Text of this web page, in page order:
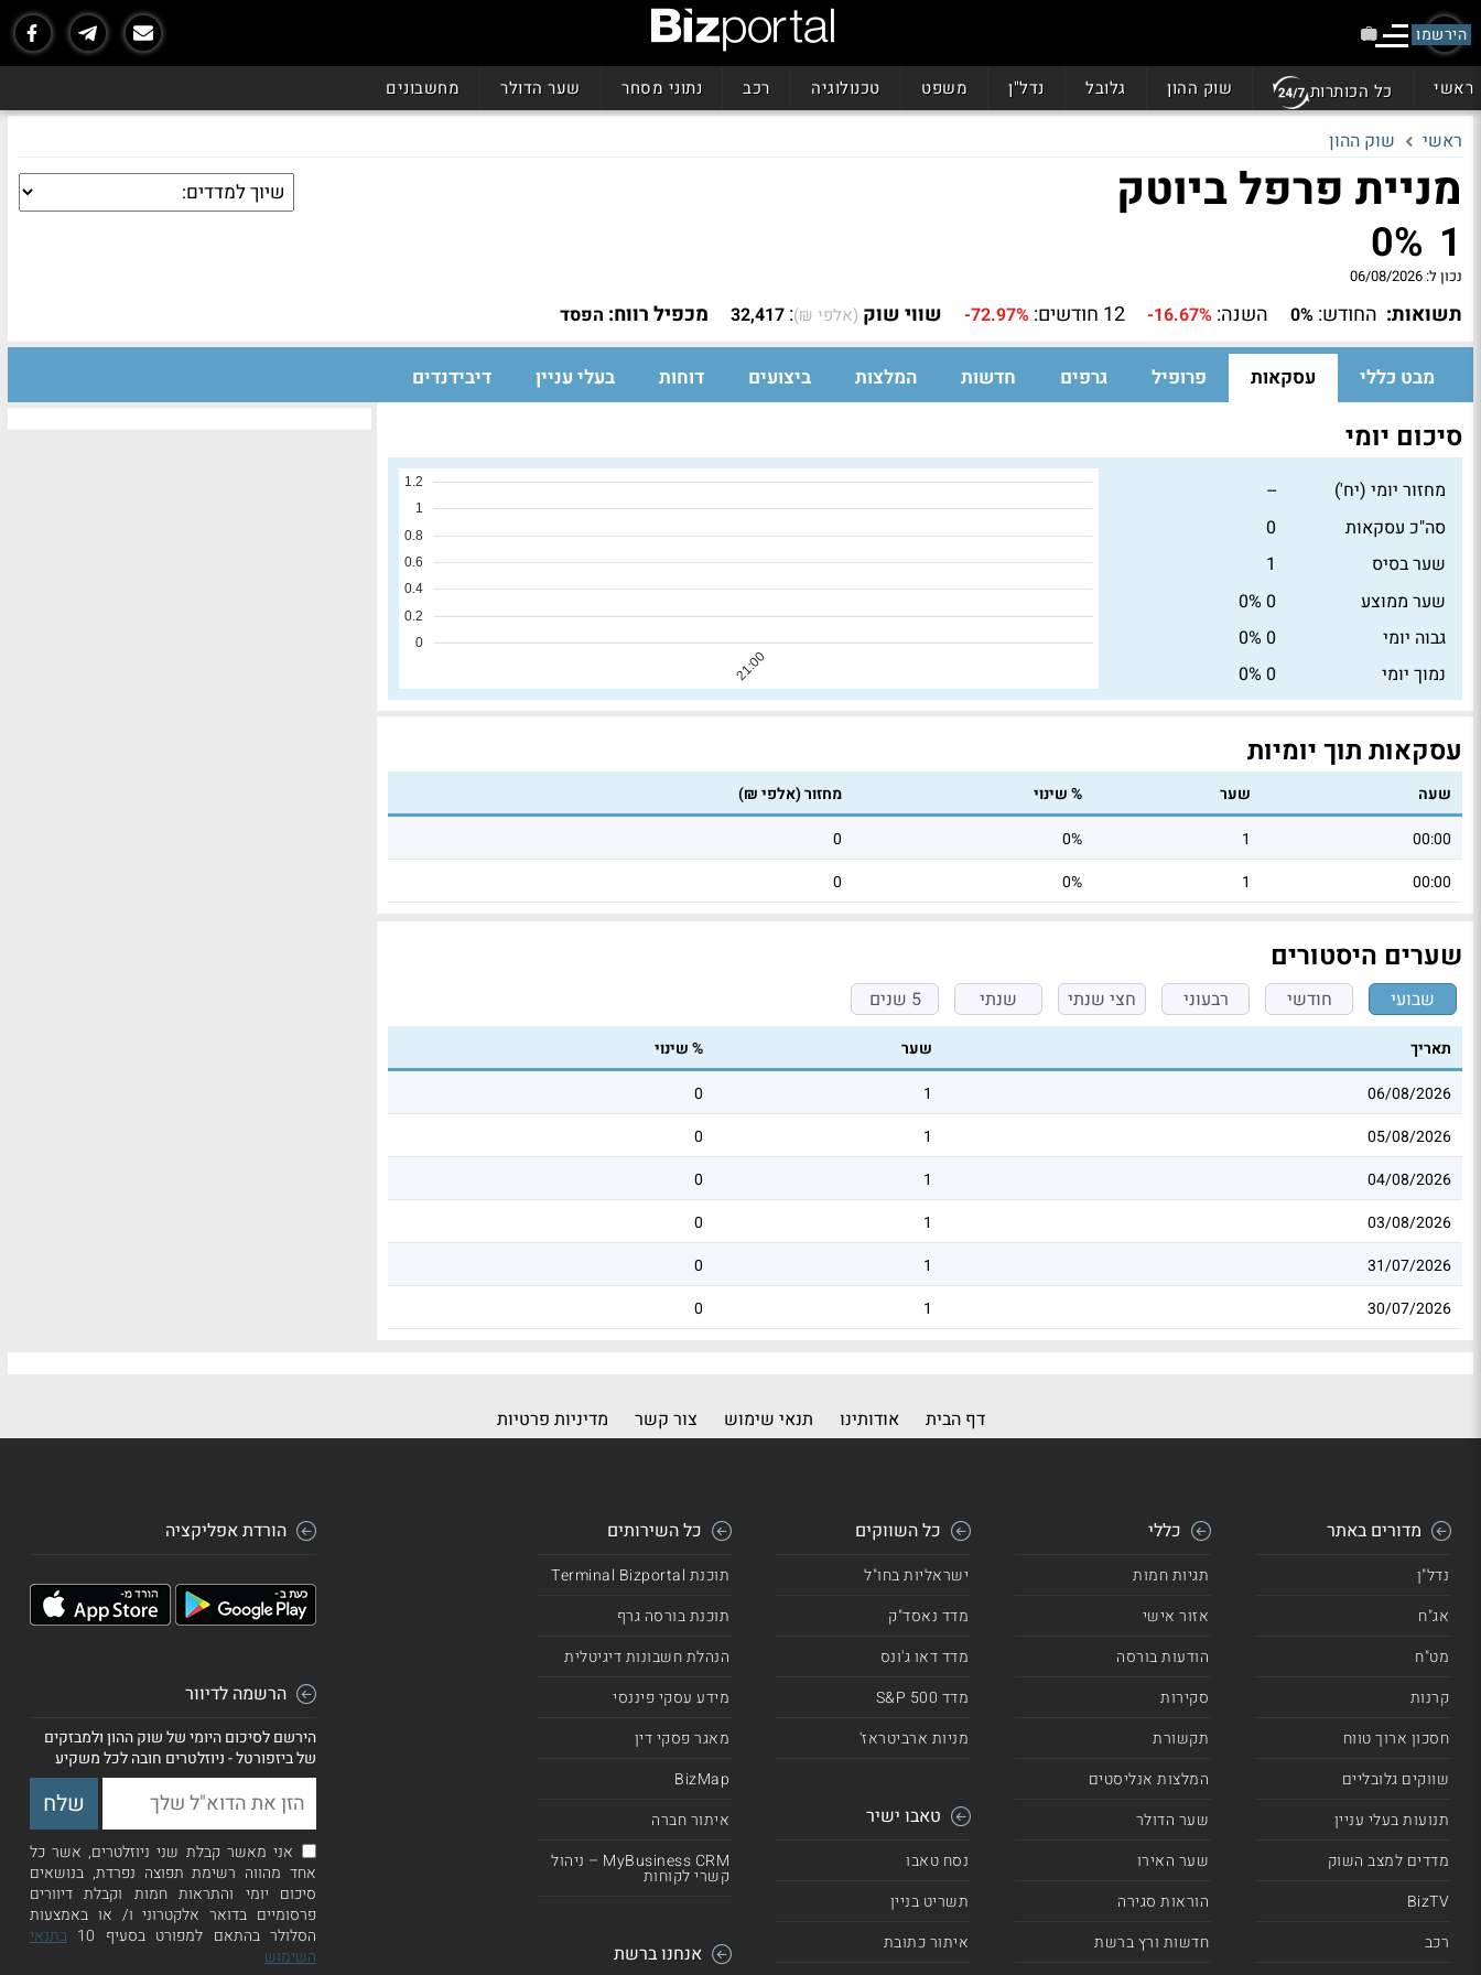
הירשמו
ראשי כל הכותרות שוק ההון גלובל נדל"ן משפט טכנולוגיה רכב נתוני מסחר שער הדולר מחשבונים
ראשי שוק ההון
מניית פרפל ביוטק
1
0%
נכון ל: 06/08/2026
תשואות: החודש: 0% השנה: -16.67% 12 חודשים: -72.97% שווי שוק (אלפי ₪):
32,417 מכפיל רווח: הפסד
מבט כללי עסקאות פרופיל גרפים חדשות המלצות ביצועים דוחות בעלי עניין דיבידנדים
סיכום יומי
מחזור יומי (יח')
--
סה"כ עסקאות
0
שער בסיס
1
שער ממוצע
0
0%
גבוה יומי
0
0%
נמוך יומי
0
0%
עסקאות תוך יומיות
שעה שער % שינוי
מחזור (אלפי ₪)
00:00
1
0%
0
00:00
1
0%
0
שערים היסטורים
שבועי חודשי רבעוני חצי שנתי שנתי 5 שנים
תאריך שער
% שינוי
06/08/2026
1
0
05/08/2026
1
0
04/08/2026
1
0
03/08/2026
1
0
31/07/2026
1
0
30/07/2026
1
0
דף הבית אודותינו תנאי שימוש צור קשר מדיניות פרטיות
מדורים באתר
נדל"ן
אג"ח
מט"ח
קרנות
חסכון ארוך טווח
שווקים גלובליים
תנועות בעלי עניין
מדדים למצב השוק
BizTV
רכב
כללי
תגיות חמות
אזור אישי
הודעות בורסה
סקירות
תקשורת
המלצות אנליסטים
שער הדולר
שער האירו
הוראות סגירה
חדשות ורץ ברשת
כל השווקים
ישראליות בחו"ל
מדד נאסד"ק
מדד דאו ג'ונס
מדד 500 S&P
מניות ארביטראז'
טאבו ישיר
נסח טאבו
תשריט בניין
איתור כתובת
כל השירותים
תוכנת Terminal Bizportal
תוכנת בורסה גרף
הנהלת חשבונות דיגיטלית
מידע עסקי פיננסי
מאגר פסקי דין
BizMap
איתור חברה
MyBusiness CRM – ניהול
קשרי לקוחות
אנחנו ברשת
הורדת אפליקציה
הרשמה לדיוור
הירשם לסיכום היומי של שוק ההון ולמבזקים
של ביזפורטל - ניוזלטרים חובה לכל משקיע
אני מאשר קבלת שני ניוזלטרים, אשר כל
אחד מהווה רשימת תפוצה נפרדת, בנושאים
סיכום יומי והתראות חמות וקבלת דיוורים
פרסומיים בדואר אלקטרוני ו/ או באמצעות
הסלולר בהתאם למפורט בסעיף 10
בתנאי
השימוש